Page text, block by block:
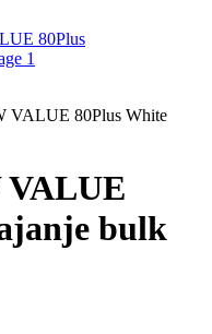
VALUE 80Plus White
VALUE
bulk